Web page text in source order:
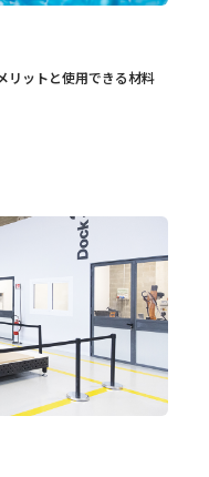
リットと使用できる材料